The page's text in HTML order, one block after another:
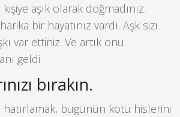
aşık olarak doğmadınız.
bir hayatınız vardı. Aşk sizi
var ettiniz. Ve artık onu
geldi.
bırakın.
hatırlamak, bugünün kötü hislerini